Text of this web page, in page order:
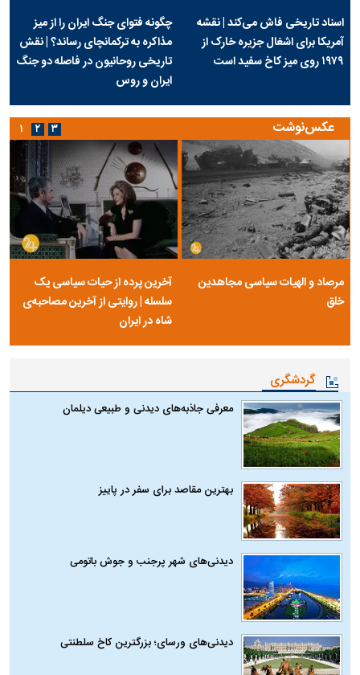
اسناد تاریخی فاش می‌کند | نقشه
آمریکا برای اشغال جزیره خارک از
۱۹۷۹ روی میز کاخ سفید است
چگونه فتوای جنگ ایران را از میز
مذاکره به ترکمانچای رساند؟ | نقش
تاریخی روحانیون در فاصله دو جنگ
ایران و روس
عکس‌نوشت
مرصاد و الهیات سیاسی مجاهدین
خلق
آخرین پرده از حیات سیاسی یک
سلسله | روایتی از آخرین مصاحبه‌ی
شاه در ایران
۱ ۲ ۳
گردشگری
معرفی جاذبه‌های دیدنی و طبیعی دیلمان
بهترین مقاصد برای سفر در پاییز
دیدنی‌های شهر پرجنب و جوش باتومی
دیدنی‌های ورسای؛ بزرگترین کاخ سلطنتی